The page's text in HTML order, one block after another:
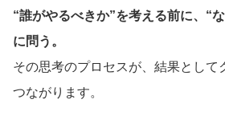
“誰がやるべきか”を考える前に、“
に問う。
その思考のプロセスが、結果として
つながります。